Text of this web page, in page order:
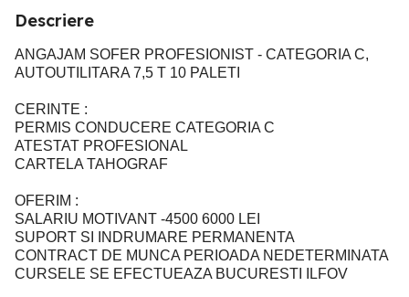
Descriere
ANGAJAM SOFER PROFESIONIST - CATEGORIA C,
AUTOUTILITARA 7,5 T 10 PALETI
CERINTE :
PERMIS CONDUCERE CATEGORIA C
ATESTAT PROFESIONAL
CARTELA TAHOGRAF
OFERIM :
SALARIU MOTIVANT -4500 6000 LEI
SUPORT SI INDRUMARE PERMANENTA
CONTRACT DE MUNCA PERIOADA NEDETERMINATA
CURSELE SE EFECTUEAZA BUCURESTI ILFOV